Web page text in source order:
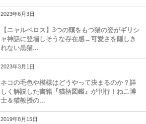
2023年6月3日
【ニャルベロス】3つの頭をもつ猫の姿がギリシ
ャ神話に登場しそうな存在感→可愛さを隠しき
れない黒猫...
2023年3月1日
ネコの毛色や模様はどうやって決まるのか？詳
しく解説した書籍『猫柄図鑑』が刊行！ねこ博
士＆猫教授の...
2019年8月15日